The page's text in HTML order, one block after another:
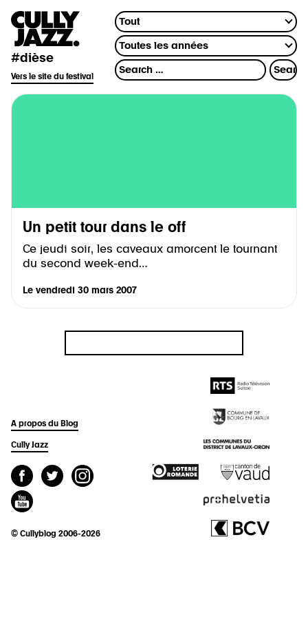
#dièse
Vers le site du festival
Un petit tour dans le off
Ce jeudi soir, les caveaux amorcent le tournant
du second week-end…
Le vendredi 30 mars 2007
A propos du Blog
Cully Jazz
© Cullyblog 2006-2026